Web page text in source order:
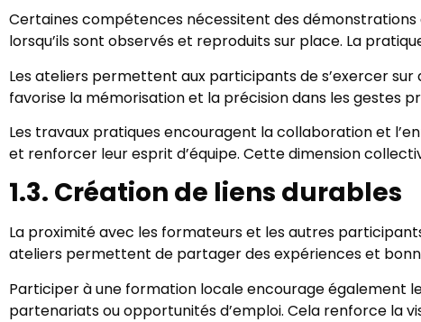
Certaines compétences nécessitent des
lorsqu’ils sont observés et reproduits sur place. La
Les ateliers permettent aux participants de s’exercer
favorise la mémorisation et la précision dans les gestes
Les travaux pratiques encouragent la collaboration et
et renforcer leur esprit d’équipe. Cette dimension
1.3. Création de liens durables
La proximité avec les formateurs et les autres
ateliers permettent de partager des expériences et
Participer à une formation locale encourage également
partenariats ou opportunités d’emploi. Cela renforce la